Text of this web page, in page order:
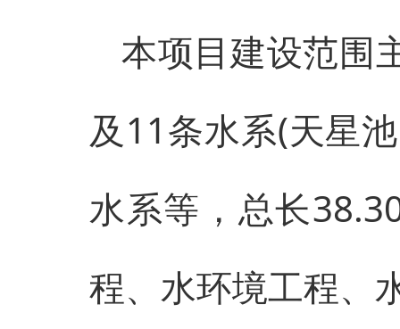
本项目建设范围
及11条水系(天星
水系等，总长
程、水环境工程、